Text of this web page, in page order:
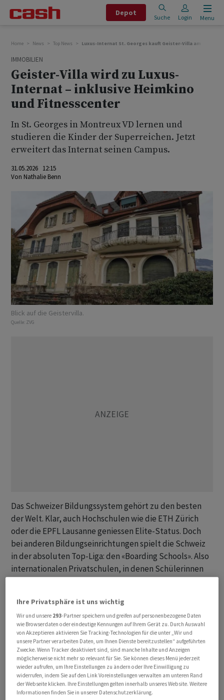
Depot
Suche Login Menu
Home News Top News Luxus-Internat St. Georges kauft Geister-Villa am
IMMOBILIEN
Geister-Villa wird zu Luxus-
Internat – inklusive Heimkino
und Fitnesscenter
In St. Georges in Montreux VD lernen und
studieren die Kinder der Superreichen. Jetzt
erweitert das Internat seinen Campus.
31.05.2026 12:15
Von Nathalie Benn
Blick auf die Geistervilla.
Quelle: ZVG
Das Schweizer Bildungssystem gehört zu den besten
der Welt. Klar, auch Hochschulen wie die ETH Zürich
oder die EPFL Lausanne geniessen Elite-Status. Doch
bei anderen Bildungseinrichtungen spielt die Schweiz
in der absoluten Top-Liga: den «Boarding Schools». Also
internationalen Privatschulen, in denen Schülerinnen
Königshäuser setzen oft auf unser Land, wenn es um die
Bildung ihres Nachwuchses geht.
Dazu gehört beispielsweise das Internat Le Rosey in
Rolle VD. Die Privatschule ist mit durchschnittlichen
Studiengebühren von 167'000 Dollar pro Jahr die
teuerste der Welt. Eine weitere Top-Adresse für die
Sprösslinge der Superreichen befindet sich im gleichen
Ihre Privatsphäre ist uns wichtig
Wir und unsere 293-Partner speichern und greifen auf personenbezogene Daten
wie Browserdaten oder eindeutige Kennungen auf Ihrem Gerät zu. Durch Auswahl
von Akzeptieren aktivieren Sie Tracking-Technologien für die unter „Wir und
unsere Partner verarbeiten Daten, um Ihnen Dienste bereitzustellen“ aufgeführten
Zwecke. Wenn Tracker deaktiviert sind, sind manche Inhalte und Anzeigen
möglicherweise nicht mehr so relevant für Sie. Sie können dieses Menü jederzeit
wieder aufrufen, um Ihre Einstellungen zu ändern oder Ihre Einwilligung zu
widerrufen, indem Sie auf den Link Voreinstellungen verwalten am unteren Rand
der Webseite klicken. Ihre Einstellungen gelten innerhalb unseres Website. Weitere
Informationen finden Sie in unserer Datenschutzerklärung.